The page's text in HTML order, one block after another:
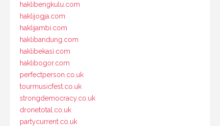
haklibengkulu.com
haklijogja.com
haklijambi.com
haklibandung.com
haklibekasi.com
haklibogor.com
perfectperson.co.uk
tourmusicfest.co.uk
strongdemocracy.co.uk
dronetotal.co.uk
partycurrent.co.uk